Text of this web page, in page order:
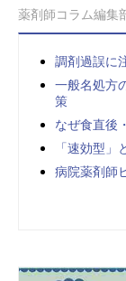
薬剤師コラム編集
調剤過誤に
一般名処方
策
なぜ食直後
「速効型
病院薬剤師